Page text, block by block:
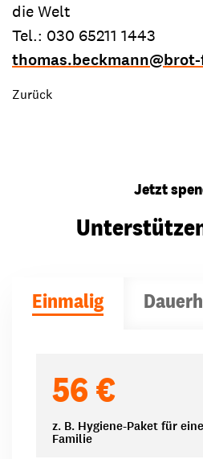
die Welt
Tel.: 030 65211 1443
thomas.beckmann@
Zurück
Jetzt
Einmalig
56 €
z. B. Hygiene-Paket für
Familie